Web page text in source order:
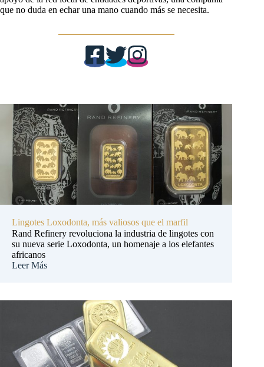
que no duda en echar una mano cuando más se necesita.
Lingotes Loxodonta, más valiosos que el marfil
Rand Refinery revoluciona la industria de lingotes con
su nueva serie Loxodonta, un homenaje a los elefantes
africanos
Leer Más